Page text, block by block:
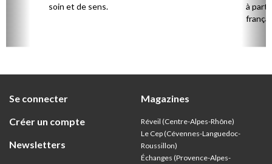
soin et de sens.
à
Se connecter
Créer un compte
Newsletters
Magazines
Réveil (Centre-Alpes-Rhône)
Le Cep (Cévennes-Languedoc-
Roussillon)
Échanges (Provence-Alpes-